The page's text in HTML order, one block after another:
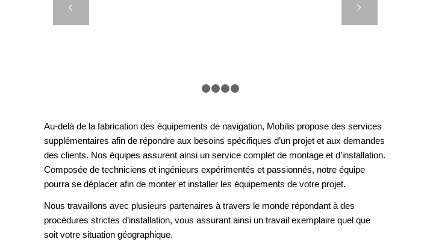
Au-delà de la fabrication des équipements de navigation, Mobilis propose des services
supplémentaires afin de répondre aux besoins spécifiques d’un projet et aux demandes
des clients. Nos équipes assurent ainsi un service complet de montage et d’installation.
Composée de techniciens et ingénieurs expérimentés et passionnés, notre équipe
pourra se déplacer afin de monter et installer les équipements de votre projet.
Nous travaillons avec plusieurs partenaires à travers le monde répondant à des
procédures strictes d’installation, vous assurant ainsi un travail exemplaire quel que
soit votre situation géographique.